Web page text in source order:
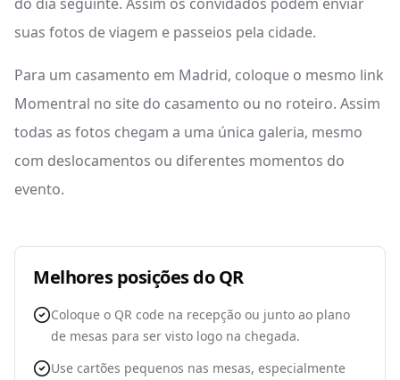
suas fotos de viagem e passeios pela cidade.
Para um casamento em Madrid, coloque o mesmo link
Momentral no site do casamento ou no roteiro. Assim
todas as fotos chegam a uma única galeria, mesmo
com deslocamentos ou diferentes momentos do
evento.
Melhores posições do QR
Coloque o QR code na recepção ou junto ao plano
de mesas para ser visto logo na chegada.
Use cartões pequenos nas mesas, especialmente